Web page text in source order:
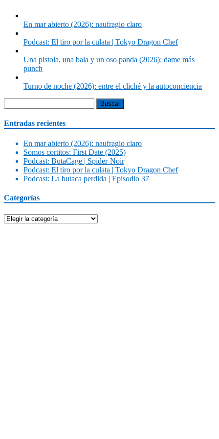
En mar abierto (2026): naufragio claro
Podcast: El tiro por la culata | Tokyo Dragon Chef
Una pistola, una bala y un oso panda (2026): dame más
punch
Turno de noche (2026): entre el cliché y la autoconciencia
Entradas recientes
En mar abierto (2026): naufragio claro
Somos cortitos: First Date (2025)
Podcast: ButaCage | Spider-Noir
Podcast: El tiro por la culata | Tokyo Dragon Chef
Podcast: La butaca perdida | Episodio 37
Categorías
Categorías